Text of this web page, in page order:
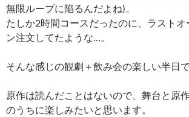
無限ループに陥るんだよね)。
たしか2時間コースだったのに、ラスト
ン注文してたような…。
そんな感じの観劇＋飲み会の楽しい半日で
原作は読んだことはないので、舞台と原
のうちに楽しみたいと思います。